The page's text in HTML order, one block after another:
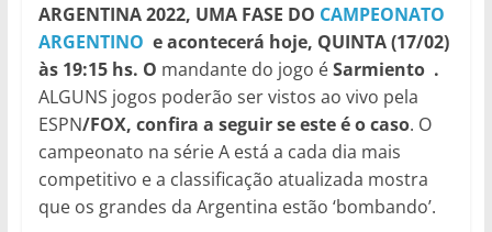
ARGENTINA 2022, UMA FASE DO CAMPEONATO
ARGENTINO e acontecerá hoje, QUINTA (17/02)
às 19:15 hs. O mandante do jogo éSarmiento .
ALGUNS jogos poderão ser vistos ao vivo pela
ESPN/FOX, confira a seguir se este é o caso. O
campeonato na série A está a cada dia mais
competitivo e a classificação atualizada mostra
que os grandes da Argentina estão ‘bombando’.